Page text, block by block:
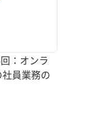
：オンラ
員業務の